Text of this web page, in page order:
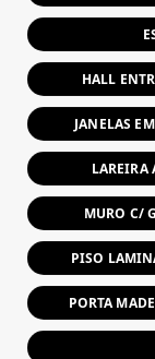
HALL
JANELAS
LAREIRA
MURO C/
PISO
PORTA